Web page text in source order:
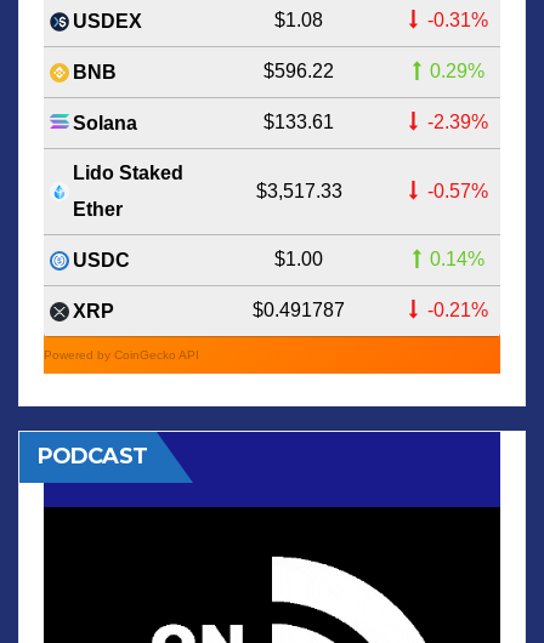
USDEX $1.08 -0.31%
BNB $596.22 0.29%
Solana $133.61 -2.39%
Lido Staked
Ether
$3,517.33 -0.57%
USDC $1.00 0.14%
XRP $0.491787 -0.21%
Powered by CoinGecko API
PODCAST